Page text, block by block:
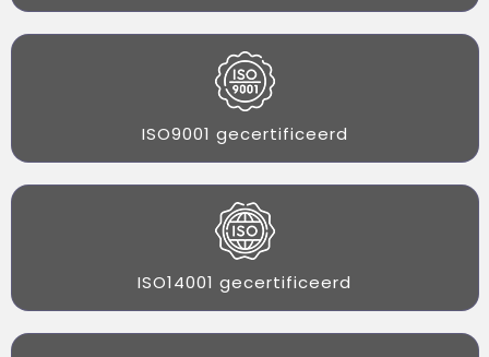
ISO9001 gecertificeerd
ISO14001 gecertificeerd